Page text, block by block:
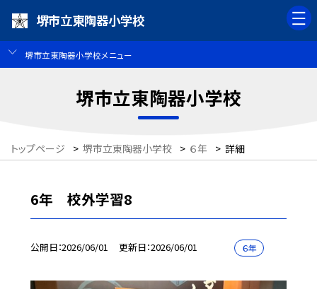
堺市立東陶器小学校
堺市立東陶器小学校メニュー
堺市立東陶器小学校
トップページ > 堺市立東陶器小学校 > ６年 > 詳細
6年 校外学習8
公開日 2026/06/01 更新日 2026/06/01 ６年